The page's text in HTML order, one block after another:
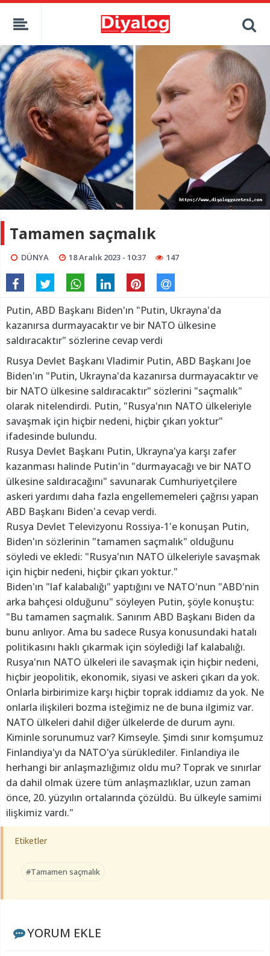
Tamamen saçmalık
DÜNYA 18 Aralık 2023 - 10:37 147
Putin, ABD Başkanı Biden'ın "Putin, Ukrayna'da
kazanırsa durmayacaktır ve bir NATO ülkesine
saldıracaktır" sözlerine cevap verdi
Rusya Devlet Başkanı Vladimir Putin, ABD Başkanı Joe
Biden'ın "Putin, Ukrayna'da kazanırsa durmayacaktır ve
bir NATO ülkesine saldıracaktır" sözlerini "saçmalık"
olarak nitelendirdi. Putin, "Rusya'nın NATO ülkeleriyle
savaşmak için hiçbir nedeni, hiçbir çıkarı yoktur"
ifadesinde bulundu.
Rusya Devlet Başkanı Putin, Ukrayna'ya karşı zafer
kazanması halinde Putin'in "durmayacağı ve bir NATO
ülkesine saldıracağını" savunarak Cumhuriyetçilere
askeri yardımı daha fazla engellememeleri çağrısı yapan
ABD Başkanı Biden'a cevap verdi.
Rusya Devlet Televizyonu Rossiya-1'e konuşan Putin,
Biden'ın sözlerinin "tamamen saçmalık" olduğunu
söyledi ve ekledi: "Rusya'nın NATO ülkeleriyle savaşmak
için hiçbir nedeni, hiçbir çıkarı yoktur."
Biden'ın "laf kalabalığı" yaptığını ve NATO'nun "ABD'nin
arka bahçesi olduğunu" söyleyen Putin, şöyle konuştu:
"Bu tamamen saçmalık. Sanırım ABD Başkanı Biden da
bunu anlıyor. Ama bu sadece Rusya konusundaki hatalı
politikasını haklı çıkarmak için söylediği laf kalabalığı.
Rusya'nın NATO ülkeleri ile savaşmak için hiçbir nedeni,
hiçbir jeopolitik, ekonomik, siyasi ve askeri çıkarı da yok.
Onlarla birbirimize karşı hiçbir toprak iddiamız da yok. Ne
onlarla ilişkileri bozma isteğimiz ne de buna ilgimiz var.
NATO ülkeleri dahil diğer ülkelerde de durum aynı.
Kiminle sorunumuz var? Kimseyle. Şimdi sınır komşumuz
Finlandiya'yı da NATO'ya sürüklediler. Finlandiya ile
herhangi bir anlaşmazlığımız oldu mu? Toprak ve sınırlar
da dahil olmak üzere tüm anlaşmazlıklar, uzun zaman
önce, 20. yüzyılın ortalarında çözüldü. Bu ülkeyle samimi
ilişkimiz vardı."
Etiketler
#Tamamen saçmalık
YORUM EKLE